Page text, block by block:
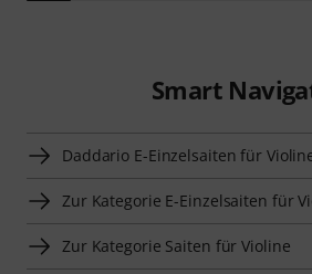
Smart
Daddario E-Einzelsaiten für
Zur Kategorie E-Einzelsaiten für
Zur Kategorie Saiten für Violine